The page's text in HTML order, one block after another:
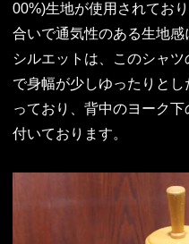
00%)生地が使用されてお
合いで通気性のある生地感
シルエットは、このシャ
で身幅が少しゆったりと
っており、背中のヨーク
付いております。